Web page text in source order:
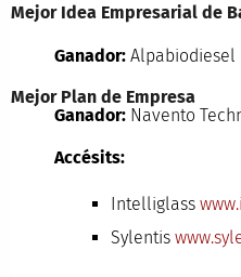
Mejor Idea Empresarial de
Ganador:Alpabiodiesel
Mejor Plan de Empresa
Ganador:Navento
Accésits:
Intelliglass
Sylentis